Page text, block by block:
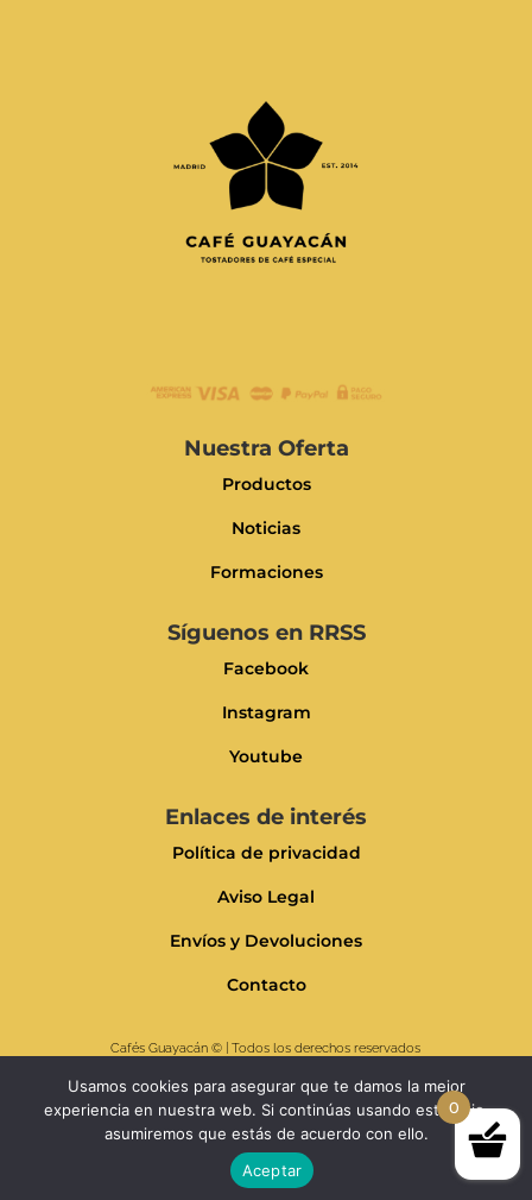
Nuestra Oferta
Productos
Noticias
Formaciones
Síguenos en RRSS
Facebook
Instagram
Youtube
Enlaces de interés
Política de privacidad
Aviso Legal
Envíos y Devoluciones
Contacto
Cafés Guayacán© | Todos los derechos reservados
0
Usamos cookies para asegurar que te damos la mejor
experiencia en nuestra web. Si continúas usando este sitio,
asumiremos que estás de acuerdo con ello.
Aceptar